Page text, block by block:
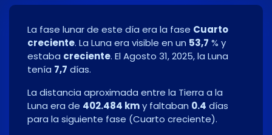
La fase lunar de este día era la fase Cuarto
creciente. La Luna era visible en un 53,7 % y
estaba creciente. El Agosto 31, 2025, la Luna
tenía 7,7 días.
La distancia aproximada entre la Tierra a la
Luna era de 402.484 kmy faltaban 0.4 días
para la siguiente fase (Cuarto creciente).